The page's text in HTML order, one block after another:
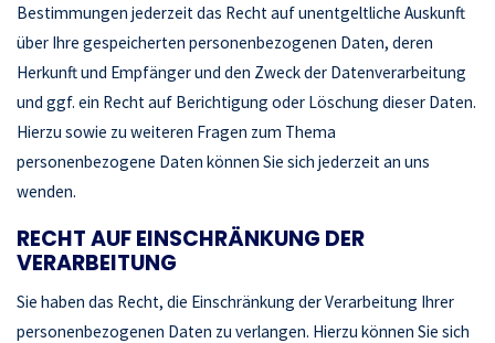
Bestimmungen jederzeit das Recht auf unentgeltliche Auskunft
über Ihre gespeicherten personenbezogenen Daten, deren
Herkunft und Empfänger und den Zweck der Datenverarbeitung
und ggf. ein Recht auf Berichtigung oder Löschung dieser Daten.
Hierzu sowie zu weiteren Fragen zum Thema
personenbezogene Daten können Sie sich jederzeit an uns
wenden.
RECHT AUF EINSCHRÄNKUNG DER
VERARBEITUNG
Sie haben das Recht, die Einschränkung der Verarbeitung Ihrer
personenbezogenen Daten zu verlangen. Hierzu können Sie sich